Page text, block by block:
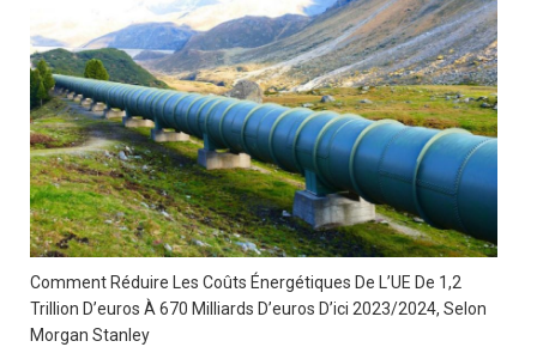
Comment Réduire Les Coûts Énergétiques De L’UE De 1,2
Trillion D’euros À 670 Milliards D’euros D’ici 2023/2024, Selon
Morgan Stanley